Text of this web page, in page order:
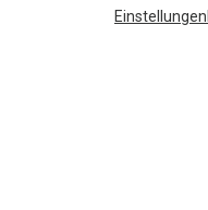
Einstellungen